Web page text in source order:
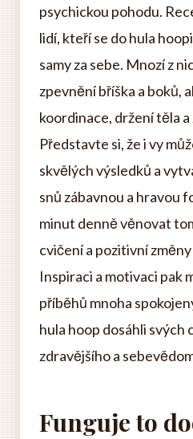
psychickou pohodu.
lidí, kteří se do hula
samy za sebe. Mnozí z
zpevnění bříška a boků,
koordinace, držení těla
Představte si, že i vy
skvělých výsledků a
snů zábavnou a hravou
minut denně věnovat
cvičení a pozitivní
Inspiraci a motivaci pak
příběhů mnoha
hula hoop dosáhli svých
zdravějšího a
Funguje to